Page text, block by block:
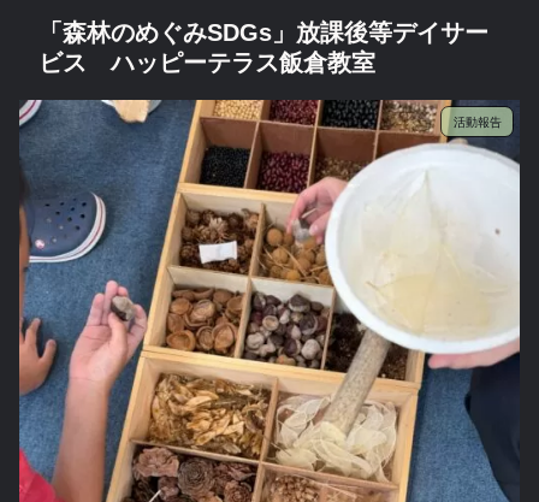
「森林のめぐみSDGs」放課後等デイサー
ビス ハッピーテラス飯倉教室
活動報告